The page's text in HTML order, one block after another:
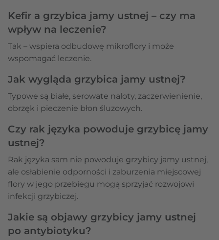
Kefir a grzybica jamy ustnej – czy ma
wpływ na leczenie?
Tak – wspiera odbudowę mikroflory i może
wspomagać leczenie.
Jak wygląda grzybica jamy ustnej?
Typowe są białe, serowate naloty, zaczerwienienie,
obrzęk i pieczenie błon śluzowych.
Czy rak języka powoduje grzybicę jamy
ustnej?
Rak języka sam nie powoduje grzybicy jamy ustnej,
ale osłabienie odporności i zaburzenia miejscowej
flory w jego przebiegu mogą sprzyjać rozwojowi
infekcji grzybiczej.
Jakie są objawy grzybicy jamy ustnej
po antybiotyku?